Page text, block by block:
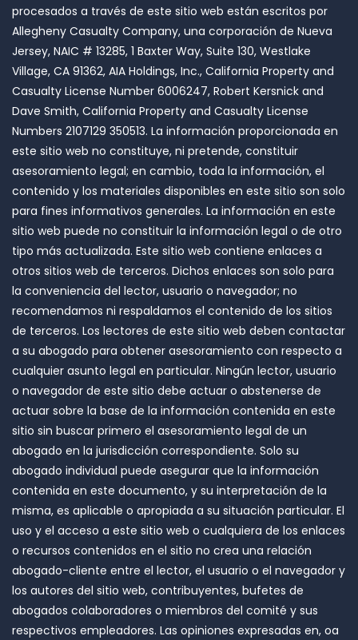
procesados ​​a través de este sitio web están escritos por
Allegheny Casualty Company, una corporación de Nueva
Jersey, NAIC # 13285, 1 Baxter Way, Suite 130, Westlake
Village, CA 91362, AIA Holdings, Inc., California Property and
Casualty License Number 6006247, Robert Kersnick and
Dave Smith, California Property and Casualty License
Numbers 2107129 350513. La información proporcionada en
este sitio web no constituye, ni pretende, constituir
asesoramiento legal; en cambio, toda la información, el
contenido y los materiales disponibles en este sitio son solo
para fines informativos generales. La información en este
sitio web puede no constituir la información legal o de otro
tipo más actualizada. Este sitio web contiene enlaces a
otros sitios web de terceros. Dichos enlaces son solo para
la conveniencia del lector, usuario o navegador; no
recomendamos ni respaldamos el contenido de los sitios
de terceros. Los lectores de este sitio web deben contactar
a su abogado para obtener asesoramiento con respecto a
cualquier asunto legal en particular. Ningún lector, usuario
o navegador de este sitio debe actuar o abstenerse de
actuar sobre la base de la información contenida en este
sitio sin buscar primero el asesoramiento legal de un
abogado en la jurisdicción correspondiente. Solo su
abogado individual puede asegurar que la información
contenida en este documento, y su interpretación de la
misma, es aplicable o apropiada a su situación particular. El
uso y el acceso a este sitio web o cualquiera de los enlaces
o recursos contenidos en el sitio no crea una relación
abogado-cliente entre el lector, el usuario o el navegador y
los autores del sitio web, contribuyentes, bufetes de
abogados colaboradores o miembros del comité y sus
respectivos empleadores. Las opiniones expresadas en, oa